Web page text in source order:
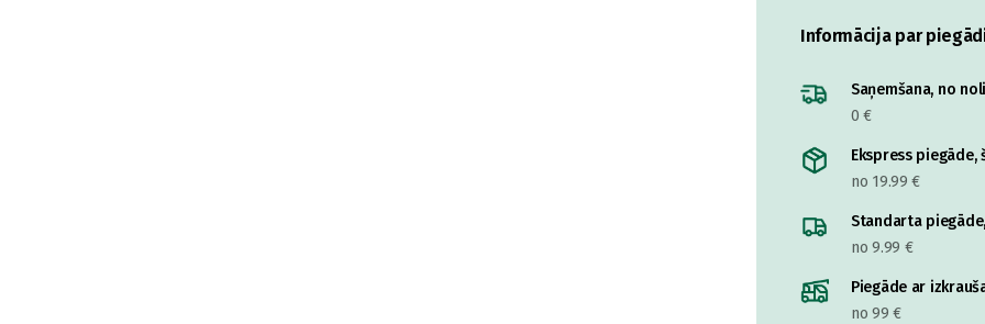
Informācija par
Saņemšana, no
0 €
Ekspress
no 19.99 €
Standarta
no 9.99 €
Piegāde ar
no 99 €